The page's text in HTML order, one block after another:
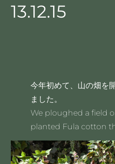
13.12.15
今年初めて、山の畑を
ました。
We ploughed a field
planted Fula cotton